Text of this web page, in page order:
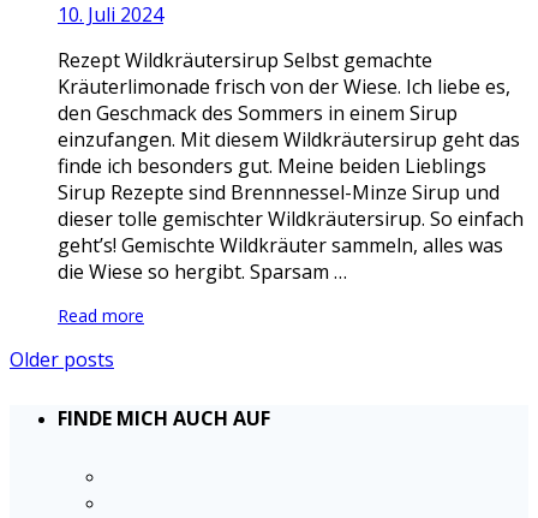
10. Juli 2024
Rezept Wildkräutersirup Selbst gemachte
Kräuterlimonade frisch von der Wiese. Ich liebe es,
den Geschmack des Sommers in einem Sirup
einzufangen. Mit diesem Wildkräutersirup geht das
finde ich besonders gut. Meine beiden Lieblings
Sirup Rezepte sind Brennnessel-Minze Sirup und
dieser tolle gemischter Wildkräutersirup. So einfach
geht’s! Gemischte Wildkräuter sammeln, alles was
die Wiese so hergibt. Sparsam …
Read more
Older posts
FINDE MICH AUCH AUF